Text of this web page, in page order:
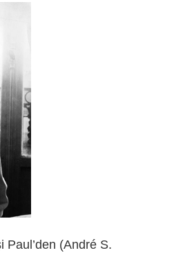
(André S.